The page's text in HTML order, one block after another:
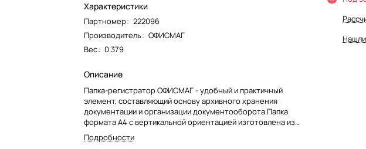
Характеристики
Партномер: 222096
Производитель: ОФИСМАГ
Вес: 0.379
Описание
Папка-регистратор ОФИСМАГ - удобный и практичный
элемент, составляющий основу архивного хранения
документации и организации документооборота.Папка
формата А4 с вертикальной ориентацией изготовлена из
высококачественного износоустойчивого картона с
покрытием под "мрамор". Ширина корешка в 50 мм позволяет
Подробности